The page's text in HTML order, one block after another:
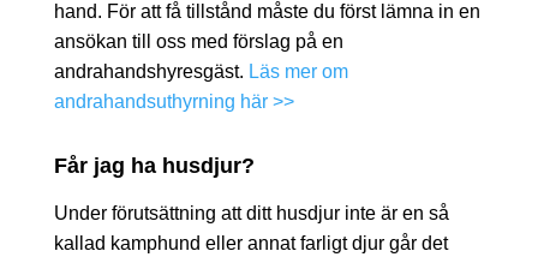
hand. För att få tillstånd måste du först lämna in en
ansökan till oss med förslag på en
andrahandshyresgäst. Läs mer om
andrahandsuthyrning här >>
Får jag ha husdjur?
Under förutsättning att ditt husdjur inte är en så
kallad kamphund eller annat farligt djur går det